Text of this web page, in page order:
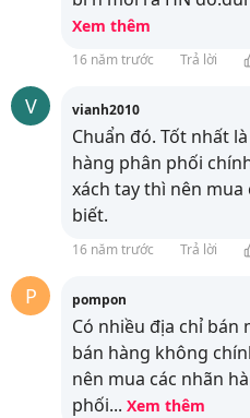
Xem thêm
16 năm trước Trả lời
V vianh2010
Chuẩn đó. Tốt nhất
hàng phân phối
xách tay thì nên
biết.
16 năm trước Trả lời
P pompon
Có nhiều địa chỉ bán
bán hàng không
nên mua các nhãn
phối... Xem thêm